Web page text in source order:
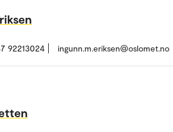
92213024 ingunn.m.eriksen@oslomet.no